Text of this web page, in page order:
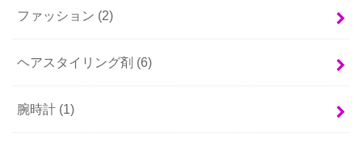
ファッション (2)
ヘアスタイリング剤 (6)
腕時計 (1)